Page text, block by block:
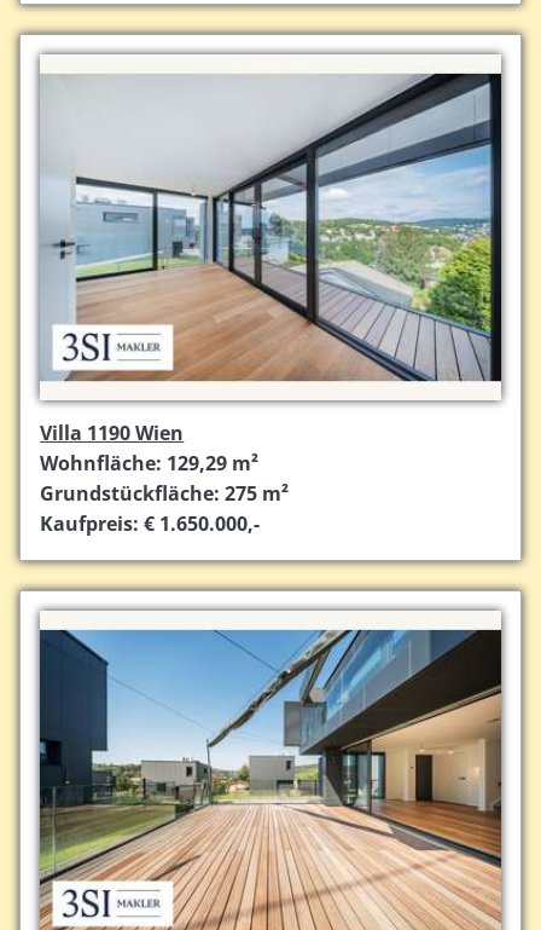
Villa 1190 Wien
Wohnfläche: 129,29 m²
Grundstückfläche: 275 m²
Kaufpreis: € 1.650.000,-